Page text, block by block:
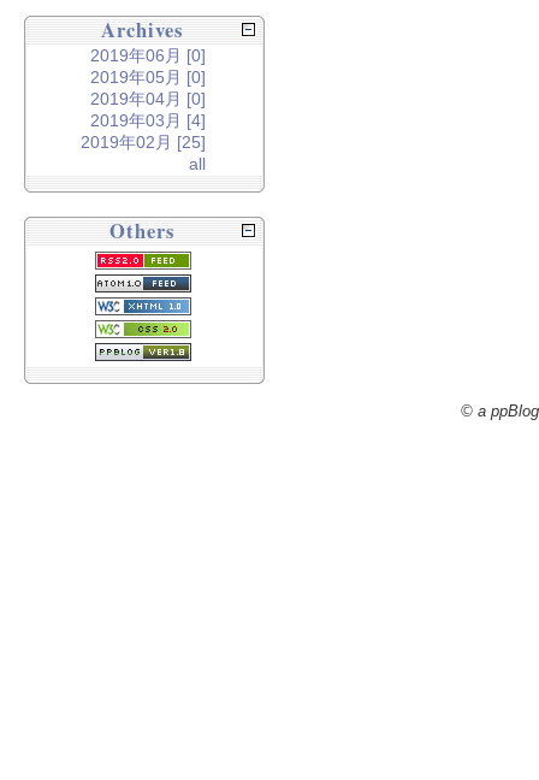
Archives
2019年06月 [0]
2019年05月 [0]
2019年04月 [0]
2019年03月 [4]
2019年02月 [25]
all
Others
© a